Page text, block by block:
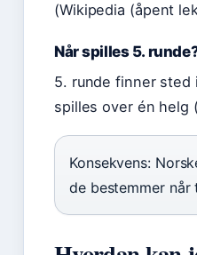
(Wikipedia (åpent
Når spilles 5.
5. runde finner sted
spilles over én helg
Konsekvens:
de bestemmer når